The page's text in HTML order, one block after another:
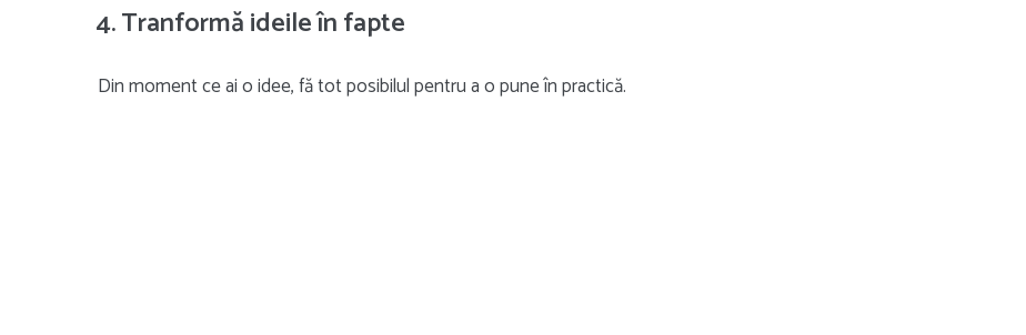
4. Tranformă ideile în fapte
Din moment ce ai o idee, fă tot posibilul pentru a o pune în practică.